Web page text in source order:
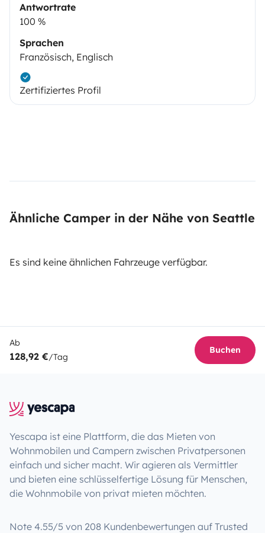
Antwortrate
100 %
Sprachen
Französisch, Englisch
Zertifiziertes Profil
Ähnliche Camper in der Nähe von Seattle
Es sind keine ähnlichen Fahrzeuge verfügbar.
Ab
128,92 €/Tag
Buchen
Yescapa ist eine Plattform, die das Mieten von
Wohnmobilen und Campern zwischen Privatpersonen
einfach und sicher macht. Wir agieren als Vermittler
und bieten eine schlüsselfertige Lösung für Menschen,
die Wohnmobile von privat mieten möchten.
Note 4.55/5 von 208 Kundenbewertungen auf Trusted